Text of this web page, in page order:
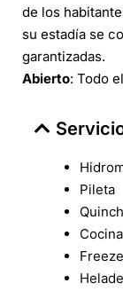
de los
su estadía se
garantizadas.
Abierto: Todo
Pileta
Cocina